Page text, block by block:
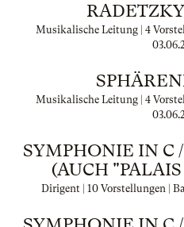
Musikalische Leitung | 4
Musikalische Leitung | 4
SYMPHONIE IN C
(AUCH
Dirigent | 10 Vorstellungen |